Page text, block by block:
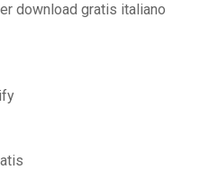
download gratis italiano